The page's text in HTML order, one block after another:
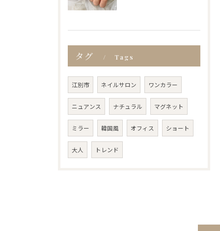
タグ Tags
江別市 ネイルサロン ワンカラー
ニュアンス ナチュラル マグネット
ミラー 韓国風 オフィス ショート
大人 トレンド